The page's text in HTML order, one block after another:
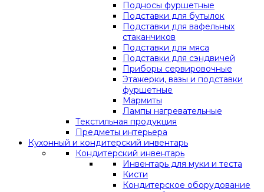
Подносы фуршетные
Подставки для бутылок
Подставки для вафельных
стаканчиков
Подставки для мяса
Подставки для сэндвичей
Приборы сервировочные
Этажерки, вазы и подставки
фуршетные
Мармиты
Лампы нагревательные
Текстильная продукция
Предметы интерьера
Кухонный и кондитерский инвентарь
Кондитерский инвентарь
Инвентарь для муки и теста
Кисти
Кондитерское оборудование